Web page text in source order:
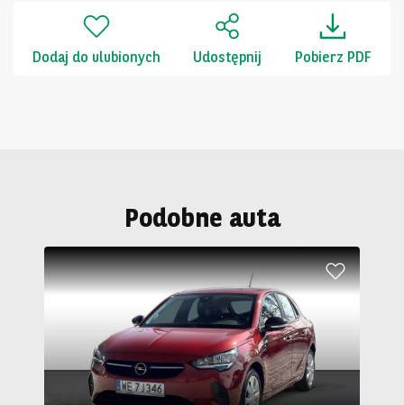
Dodaj do ulubionych Udostępnij Pobierz PDF
Podobne auta